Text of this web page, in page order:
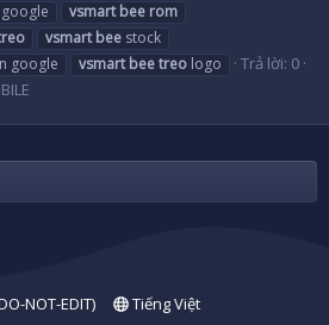
vsmart bee rom
vsmart bee stock
google vsmart beetreo logo
Trả lời: 0
NOT-EDIT)
Tiếng Việt